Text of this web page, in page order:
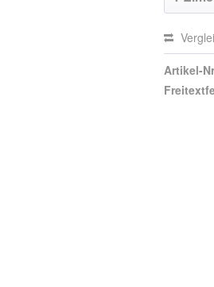
Artikel-